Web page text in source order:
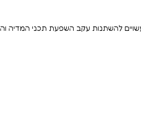
להשתנות עקב השפעת תכני המדיה